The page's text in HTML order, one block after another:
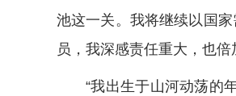
池这一关。我将继续以国
员，我深感责任重大，也
“我出生于山河动荡的年